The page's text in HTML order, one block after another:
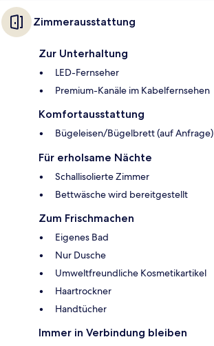
Zimmerausstattung
Zur Unterhaltung
LED-Fernseher
Premium-Kanäle im Kabelfernsehen
Komfortausstattung
Bügeleisen/Bügelbrett (auf Anfrage)
Für erholsame Nächte
Schallisolierte Zimmer
Bettwäsche wird bereitgestellt
Zum Frischmachen
Eigenes Bad
Nur Dusche
Umweltfreundliche Kosmetikartikel
Haartrockner
Handtücher
Immer in Verbindung bleiben